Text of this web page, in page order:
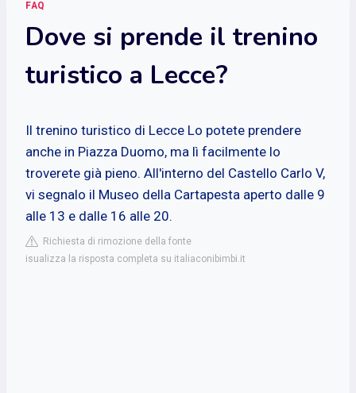
FAQ
Dove si prende il trenino
turistico a Lecce?
Il trenino turistico di Lecce Lo potete prendere
anche in Piazza Duomo, ma lì facilmente lo
troverete già pieno. All'interno del Castello Carlo V,
vi segnalo il Museo della Cartapesta aperto dalle 9
alle 13 e dalle 16 alle 20.
Richiesta di rimozione della fonte
isualizza la risposta completa su italiaconibimbi.it